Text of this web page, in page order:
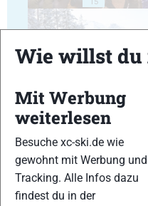
17
Wie willst du
Mit Werbung
weiterlesen
Besuche xc-ski.de wie
gewohnt mit Werbung und
Tracking. Alle Infos dazu
findest du in der